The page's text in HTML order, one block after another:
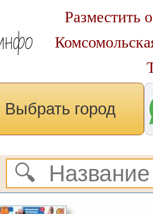
Разместить
Выбрать город